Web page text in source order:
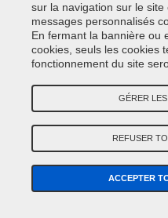
PLUM CRAZY/
Code couleur
Code du produit:
PUNK-N
RED ROCK
Code couleur
sur la navigation sur le
messages personnalisés
En fermant la bannière ou
cookies, seuls les cookies
fonctionnement du site
GÉRER
REFUSER
ACCEPTER